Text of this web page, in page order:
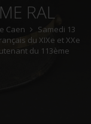
RAL
Caen
Samedi 13
du XIXe et XXe
du 113ème